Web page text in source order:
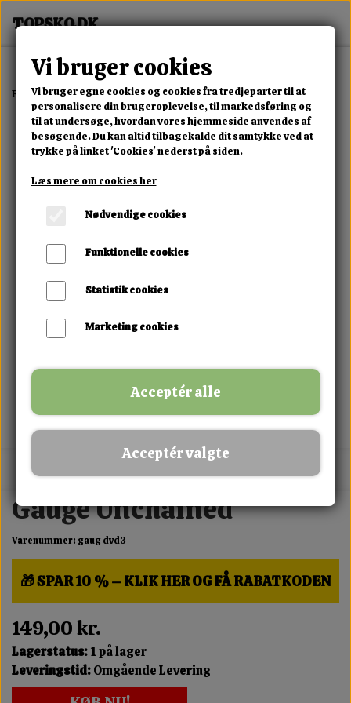
Forside Erotisk Kollektion Dvd Gauge Unchained
MIX FRIT · KØB 3 BETAL FOR 2
Gauge Unchained
Varenummer: gaug dvd3
🎁 SPAR 10 % – KLIK HER OG FÅ RABATKODEN
149,00 kr.
Lagerstatus:1 på lager
Leveringstid:Omgående Levering
Vi bruger cookies
Vi bruger egne cookies og cookies fra tredjeparter til at
personalisere din brugeroplevelse, til markedsføring og
til at undersøge, hvordan vores hjemmeside anvendes af
besøgende. Du kan altid tilbagekalde dit samtykke ved at
trykke på linket 'Cookies' nederst på siden.
Læs mere om cookies her
Nødvendige cookies
Funktionelle cookies
Statistik cookies
Marketing cookies
Acceptér alle
Acceptér valgte